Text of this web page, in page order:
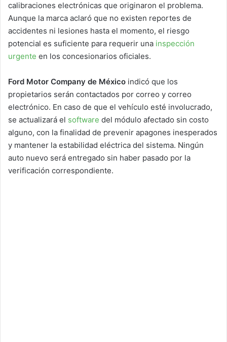
calibraciones electrónicas que originaron el problema.
Aunque la marca aclaró que no existen reportes de
accidentes ni lesiones hasta el momento, el riesgo
potencial es suficiente para requerir una inspección
urgente en los concesionarios oficiales.
Ford Motor Company de México indicó que los
propietarios serán contactados por correo y correo
electrónico. En caso de que el vehículo esté involucrado,
se actualizará el software del módulo afectado sin costo
alguno, con la finalidad de prevenir apagones inesperados
y mantener la estabilidad eléctrica del sistema. Ningún
auto nuevo será entregado sin haber pasado por la
verificación correspondiente.